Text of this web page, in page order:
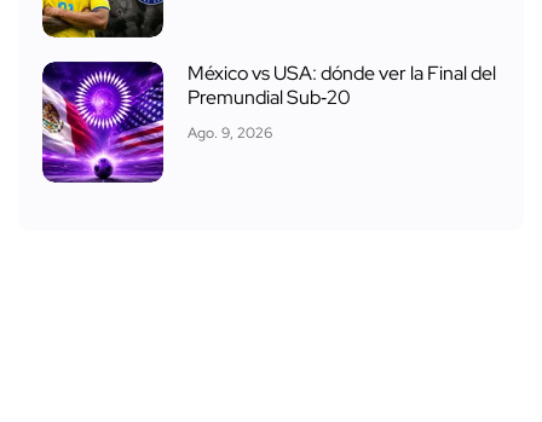
México vs USA: dónde ver la Final del
Premundial Sub‑20
Ago. 9, 2026